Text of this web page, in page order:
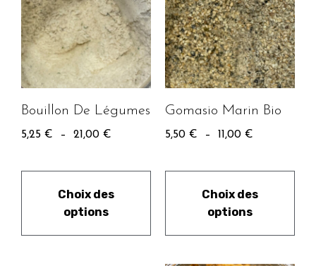
Bouillon De Légumes
5,25 € – 21,00 €
Choix des
options
Gomasio Marin Bio
5,50 € – 11,00 €
Choix des
options